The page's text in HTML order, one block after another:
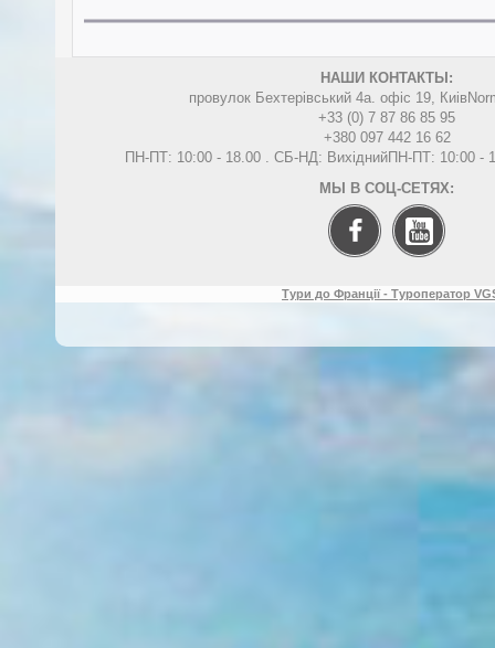
НАШИ КОНТАКТЫ:
провулок Бехтерівський 4а. офіс 19, Киів
+33 (0) 7 87 86 85 95
+380 097 442 16 62
ПН-ПТ: 10:00 - 18.00 . СБ-НД: ВихіднийПН-ПТ: 10:00 -
МЫ В СОЦ-СЕТЯХ:
Тури до Франції - Туроператор